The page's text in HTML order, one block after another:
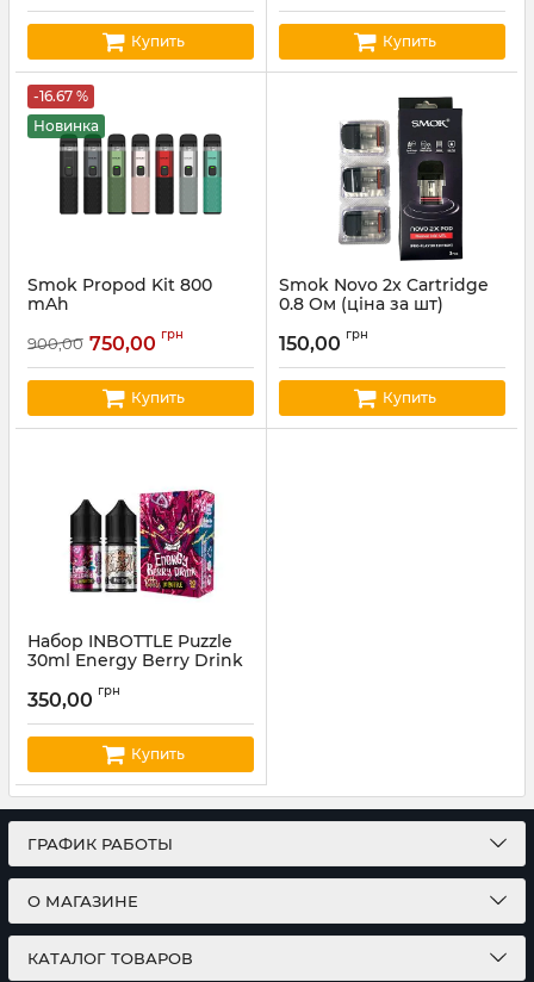
Купить Купить
-16.67 %
Новинка
Smok Propod Kit 800
mAh
900,00 750,00 грн
Купить
Smok Novo 2x Cartridge
0.8 Ом (ціна за шт)
150,00 грн
Купить
Набор INBOTTLE Puzzle
30ml Energy Berry Drink
350,00 грн
Купить
ГРАФИК РАБОТЫ
О МАГАЗИНЕ
КАТАЛОГ ТОВАРОВ